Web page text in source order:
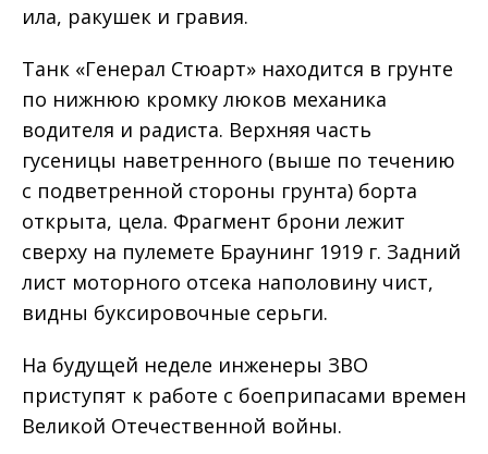
ила, ракушек и гравия.
Танк «Генерал Стюарт» находится в грунте
по нижнюю кромку люков механика
водителя и радиста. Верхняя часть
гусеницы наветренного (выше по течению
с подветренной стороны грунта) борта
открыта, цела. Фрагмент брони лежит
сверху на пулемете Браунинг 1919 г. Задний
лист моторного отсека наполовину чист,
видны буксировочные серьги.
На будущей неделе инженеры ЗВО
приступят к работе с боеприпасами времен
Великой Отечественной войны.